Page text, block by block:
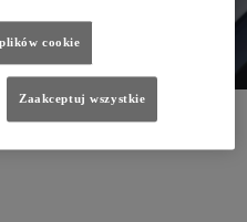
cookie
Zaakceptuj wszystkie